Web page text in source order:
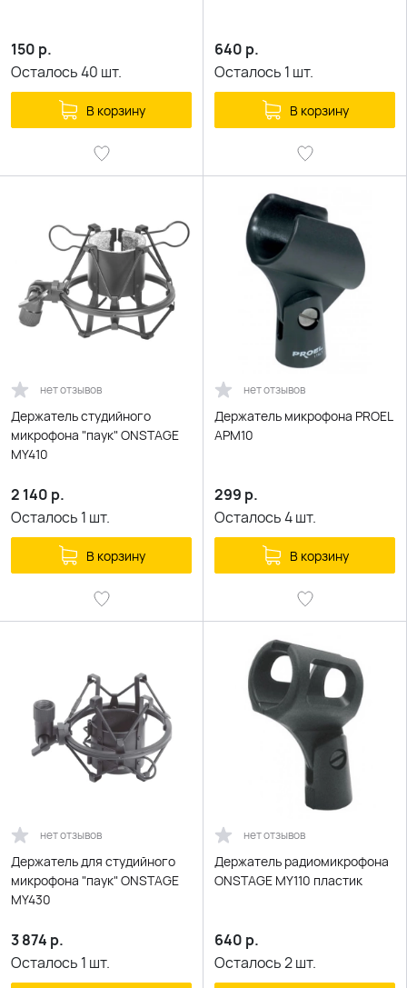
150 р.
Осталось40 шт.
В корзину
640 р.
Осталось 1 шт.
В корзину
нет отзывов
Держатель студийного
микрофона "паук" ONSTAGE
MY410
2 140 р.
Осталось 1 шт.
В корзину
нет отзывов
Держатель микрофона PROEL
APM10
299 р.
Осталось4шт.
В корзину
нет отзывов
Держатель для студийного
микрофона "паук" ONSTAGE
MY430
3 874 р.
Осталось 1 шт.
нет отзывов
Держатель радиомикрофона
ONSTAGE MY110 пластик
640 р.
Осталось2шт.